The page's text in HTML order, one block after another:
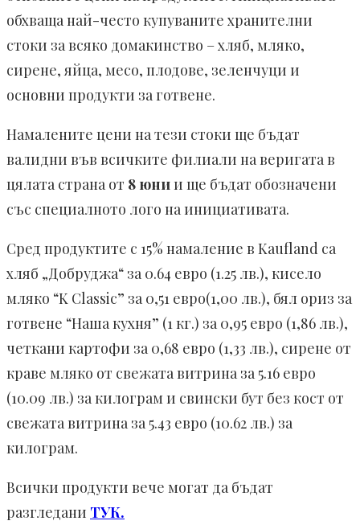
обхваща най-често купуваните хранителни
стоки за всяко домакинство – хляб, мляко,
сирене, яйца, месо, плодове, зеленчуци и
основни продукти за готвене.
Намалените цени на тези стоки ще бъдат
валидни във всичките филиали на веригата в
цялата страна от 8 юнии ще бъдат обозначени
със специалното лого на инициативата.
Сред продуктите с 15% намаление в Kaufland са
хляб „Добруджа“ за 0.64 евро (1.25 лв.), кисело
мляко “K Classic” за 0,51 евро(1,00 лв.), бял ориз за
готвене “Наша кухня” (1 кг.) за 0,95 евро (1,86 лв.),
четкани картофи за 0,68 евро (1,33 лв.), сирене от
краве мляко от свежата витрина за 5.16 евро
(10.09 лв.) за килограм и свински бут без кост от
свежата витрина за 5.43 евро (10.62 лв.) за
килограм.
Всички продукти вече могат да бъдат
разгледани ТУК.